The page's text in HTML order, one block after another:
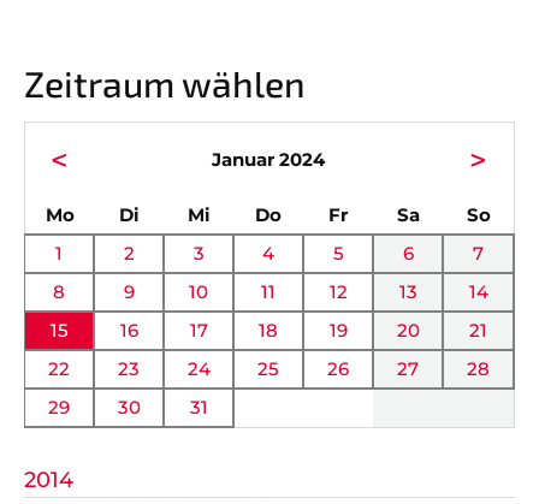
Zeitraum wählen
< Januar 2024 >
Montag Dienstag
Mittwoch
Donnerstag
Freitag SamstagSo
1
2 3 4 5 6
7
8
9 10 11 12 13
14
15
16 17 18 19 20
21
22
23 24 25 26 27
28
29
30 31
2014
Mitgliedschaft
Ehrenmitglieder
Gesundheitssport
Verwaltung Intern
Alle Termine
Anfahrt
Chronik
Fanshop
VEREIN
Vereinssatzung
Schutzkonzept
KOOPERATIONEN